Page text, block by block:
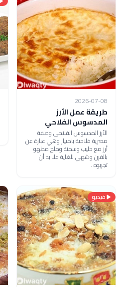
2026-07-08
طريقة عمل الأرز
المدسوس الفلاحي
الأرز المدسوس الفلاحي وصفة
مصرية فلاحية بامتياز وهي عبارة عن
أرز مع حليب وسمنة وملح مطهو
بالفرن وشهي للغاية فلا بد أن
تجربوه .
فيديو